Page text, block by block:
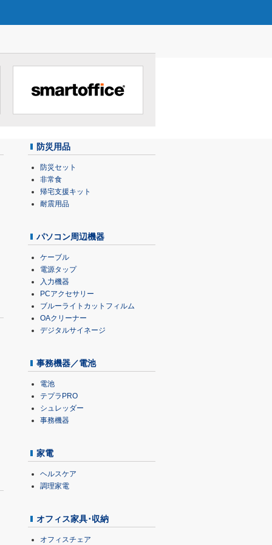
防災用品
防災セット
非常食
帰宅支援キット
耐震用品
パソコン周辺機器
ケーブル
電源タップ
入力機器
PCアクセサリー
ブルーライトカットフィルム
OAクリーナー
デジタルサイネージ
事務機器／電池
電池
テプラPRO
シュレッダー
事務機器
家電
ヘルスケア
調理家電
オフィス家具･収納
オフィスチェア